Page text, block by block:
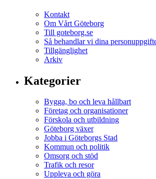
Kontakt
Om Vårt Göteborg
Till goteborg.se
Så behandlar vi dina
Tillgänglighet
Arkiv
Kategorier
Bygga, bo och leva hållbart
Företag och organisationer
Förskola och utbildning
Göteborg växer
Jobba i Göteborgs Stad
Kommun och politik
Omsorg och stöd
Trafik och resor
Uppleva och göra